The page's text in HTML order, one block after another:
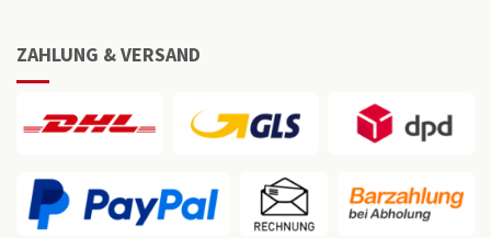
ZAHLUNG & VERSAND